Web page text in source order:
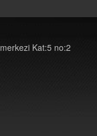
Kat:5 no:2